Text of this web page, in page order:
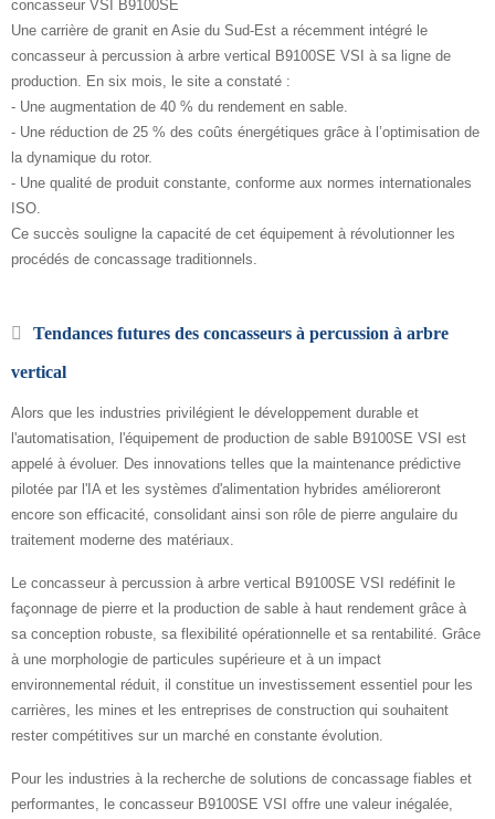
concasseur VSI B9100SE
Une carrière de granit en Asie du Sud-Est a récemment intégré le
concasseur à percussion à arbre vertical B9100SE VSI à sa ligne de
production. En six mois, le site a constaté :
- Une augmentation de 40 % du rendement en sable.
- Une réduction de 25 % des coûts énergétiques grâce à l’optimisation de
la dynamique du rotor.
- Une qualité de produit constante, conforme aux normes internationales
ISO.
Ce succès souligne la capacité de cet équipement à révolutionner les
procédés de concassage traditionnels.
Tendances futures des concasseurs à percussion à arbre
vertical
Alors que les industries privilégient le développement durable et
l'automatisation, l'équipement de production de sable B9100SE VSI est
appelé à évoluer. Des innovations telles que la maintenance prédictive
pilotée par l'IA et les systèmes d'alimentation hybrides amélioreront
encore son efficacité, consolidant ainsi son rôle de pierre angulaire du
traitement moderne des matériaux.
Le concasseur à percussion à arbre vertical B9100SE VSI redéfinit le
façonnage de pierre et la production de sable à haut rendement grâce à
sa conception robuste, sa flexibilité opérationnelle et sa rentabilité. Grâce
à une morphologie de particules supérieure et à un impact
environnemental réduit, il constitue un investissement essentiel pour les
carrières, les mines et les entreprises de construction qui souhaitent
rester compétitives sur un marché en constante évolution.
Pour les industries à la recherche de solutions de concassage fiables et
performantes, le concasseur B9100SE VSI offre une valeur inégalée,